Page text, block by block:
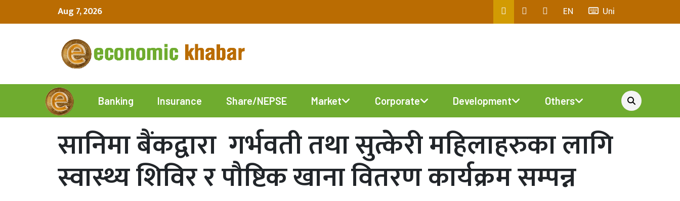
Aug 7, 2026 EN Uni
Banking Insurance Share/NEPSE Market Corporate Development Others
सानिमा बैंकद्वारा गर्भवती तथा सुत्केरी महिलाहरुका लागि
स्वास्थ्य शिविर र पौष्टिक खाना वितरण कार्यक्रम सम्पन्न